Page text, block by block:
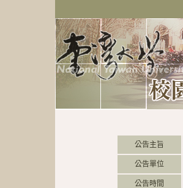
公告主旨
公告單位
公告時間